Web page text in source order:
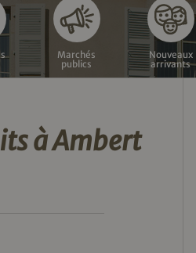
Marchés
publics
Nouveaux
arrivants
à Ambert